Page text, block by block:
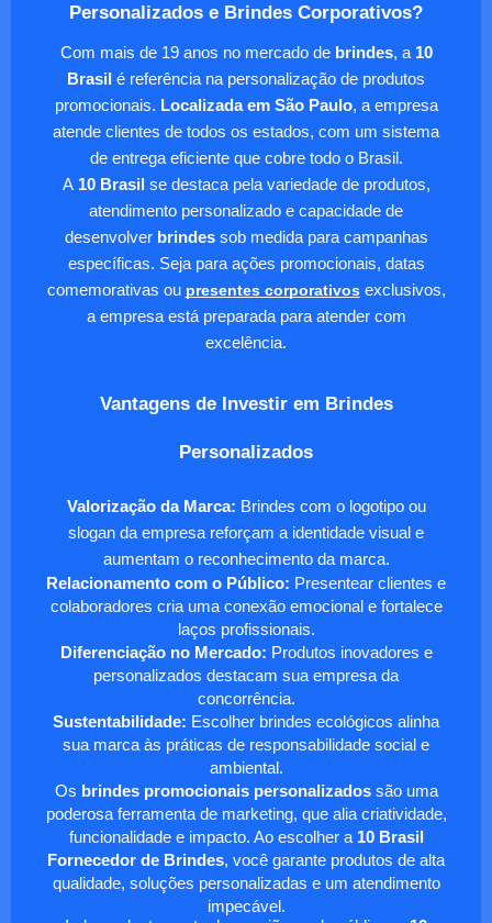
Personalizados e Brindes Corporativos?
Com mais de 19 anos no mercado de brindes, a 10
Brasil é referência na personalização de produtos
promocionais. Localizada em São Paulo, a empresa
atende clientes de todos os estados, com um sistema
de entrega eficiente que cobre todo o Brasil.
A10 Brasilse destaca pela variedade de produtos,
atendimento personalizado e capacidade de
desenvolver brindessob medida para campanhas
específicas. Seja para ações promocionais, datas
comemorativas ou presentes corporativosexclusivos,
a empresa está preparada para atender com
excelência.
Vantagens de Investir em Brindes
Personalizados
Valorização da Marca: Brindes com o logotipo ou
slogan da empresa reforçam a identidade visual e
aumentam o reconhecimento da marca.
Relacionamento com o Público: Presentear clientes e
colaboradores cria uma conexão emocional e fortalece
laços profissionais.
Diferenciação no Mercado: Produtos inovadores e
personalizados destacam sua empresa da
concorrência.
Sustentabilidade: Escolher brindes ecológicos alinha
sua marca às práticas de responsabilidade social e
ambiental.
Os brindes promocionais personalizadossão uma
poderosa ferramenta de marketing, que alia criatividade,
funcionalidade e impacto. Ao escolher a 10 Brasil
Fornecedor de Brindes, você garante produtos de alta
qualidade, soluções personalizadas e um atendimento
impecável.